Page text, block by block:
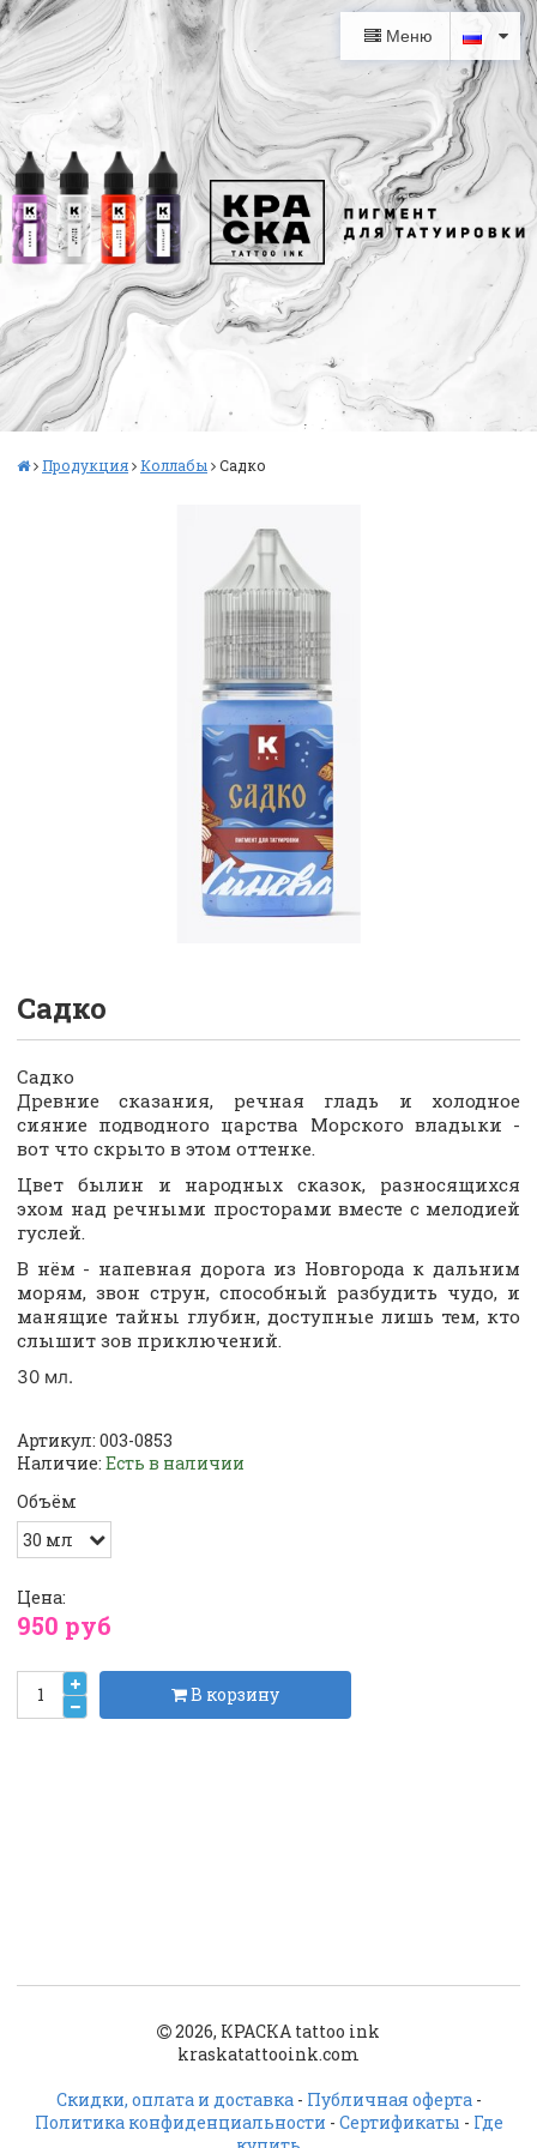
Меню
Продукция Коллабы Садко
Садко
Садко
Древние сказания, речная гладь и холодное
сияние подводного царства Морского владыки -
вот что скрыто в этом оттенке.
Цвет былин и народных сказок, разносящихся
эхом над речными просторами вместе с мелодией
гуслей.
В нём - напевная дорога из Новгорода к дальним
морям, звон струн, способный разбудить чудо, и
манящие тайны глубин, доступные лишь тем, кто
слышит зов приключений.
30 мл.
Артикул: 003-0853
Наличие: Есть в наличии
Объём
Цена:
950 руб
В корзину
2026, КРАСКА tattoo ink
kraskatattooink.com
Скидки, оплата и доставка - Публичная оферта -
Политика конфиденциальности - Сертификаты - Где